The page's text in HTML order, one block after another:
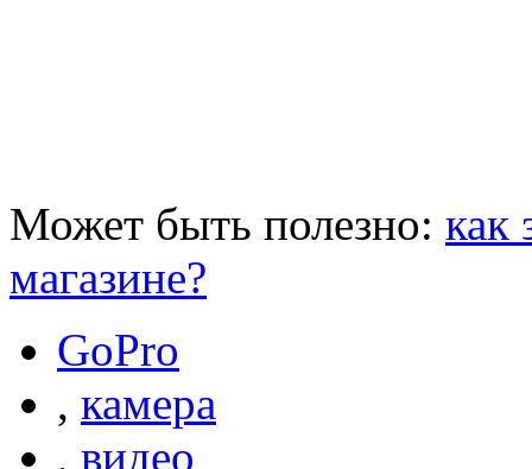
Может быть полезно: как
магазине?
GoPro
, камера
, видео